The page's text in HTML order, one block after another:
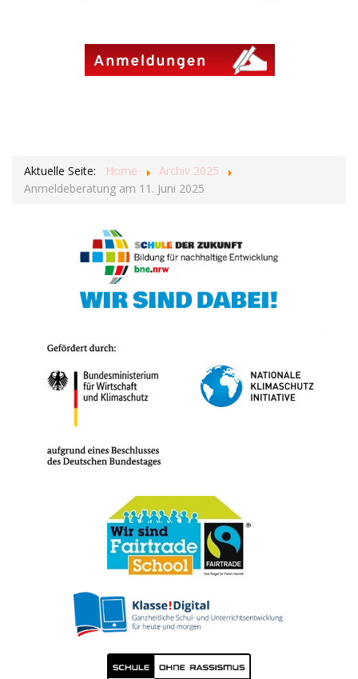
Aktuelle Seite: Home
Archiv 2025
Anmeldeberatung am 11. Juni 2025